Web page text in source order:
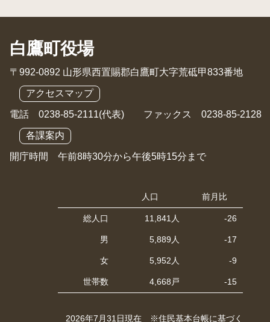
白鷹町役場
〒992-0892 山形県西置賜郡白鷹町大字荒砥甲833番地
アクセスマップ
電話 0238-85-2111(代表) ファックス 0238-85-2128
各課案内
開庁時間 午前8時30分から午後5時15分まで
人口 前月比
総人口 11,841人 -26
男 5,889人 -17
女 5,952人 -9
世帯数 4,668戸 -15
2026年7月31日現在 ※住民基本台帳に基づく